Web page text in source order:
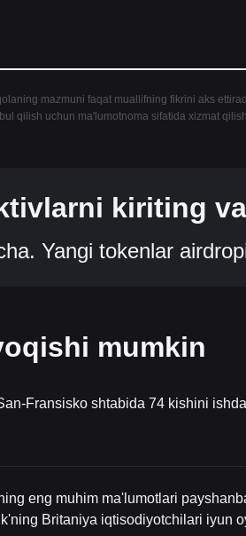
mazmuni faqat muallifning fikrini aks
qilish uchun ma'lumotnoma sifatida xizmat
kiriting
Yangi tokenlar
mumkin
Fransisko shtabida 74 kishini
eng muhim ma'lumotlari
Britaniya iqtisodiyotchilari iyun